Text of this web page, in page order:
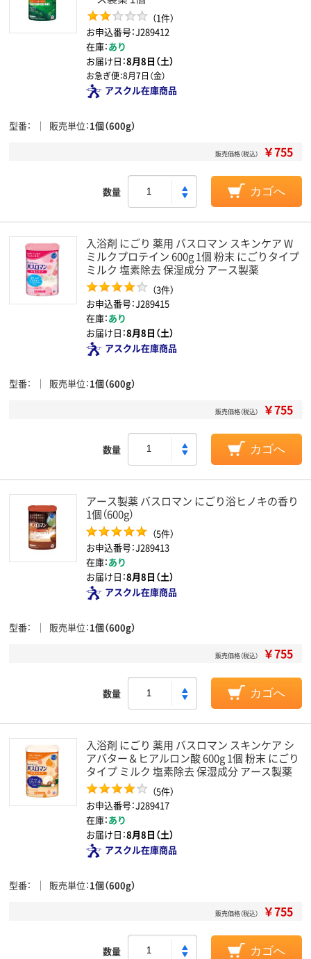
（1件）
お申込番号：J289412
在庫：あり
お届け日：8月8日（土）
お急ぎ便：8月7日（金）
アスクル在庫商品
型番 販売単位 1個（600g）
販売価格（税込） ￥755
数量 カゴへ
入浴剤 にごり 薬用 バスロマン スキンケア W
ミルクプロテイン 600g 1個 粉末 にごりタイプ
ミルク 塩素除去 保湿成分 アース製薬
（3件）
お申込番号：J289415
在庫：あり
お届け日：8月8日（土）
アスクル在庫商品
型番 販売単位 1個（600g）
販売価格（税込） ￥755
数量 カゴへ
アース製薬 バスロマン にごり浴ヒノキの香り
1個（600g）
（5件）
お申込番号：J289413
在庫：あり
お届け日：8月8日（土）
アスクル在庫商品
型番 販売単位 1個（600g）
販売価格（税込） ￥755
数量 カゴへ
入浴剤 にごり 薬用 バスロマン スキンケア シ
アバター＆ヒアルロン酸 600g 1個 粉末 にごり
タイプ ミルク 塩素除去 保湿成分 アース製薬
（5件）
お申込番号：J289417
在庫：あり
お届け日：8月8日（土）
アスクル在庫商品
型番 販売単位 1個（600g）
販売価格（税込） ￥755
数量 カゴへ